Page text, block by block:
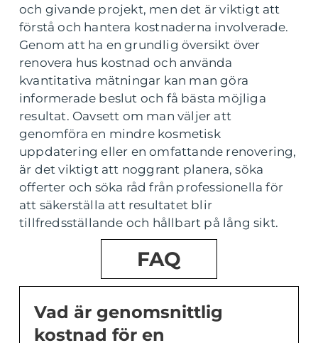
och givande projekt, men det är viktigt att
förstå och hantera kostnaderna involverade.
Genom att ha en grundlig översikt över
renovera hus kostnad och använda
kvantitativa mätningar kan man göra
informerade beslut och få bästa möjliga
resultat. Oavsett om man väljer att
genomföra en mindre kosmetisk
uppdatering eller en omfattande renovering,
är det viktigt att noggrant planera, söka
offerter och söka råd från professionella för
att säkerställa att resultatet blir
tillfredsställande och hållbart på lång sikt.
FAQ
Vad är genomsnittlig
kostnad för en